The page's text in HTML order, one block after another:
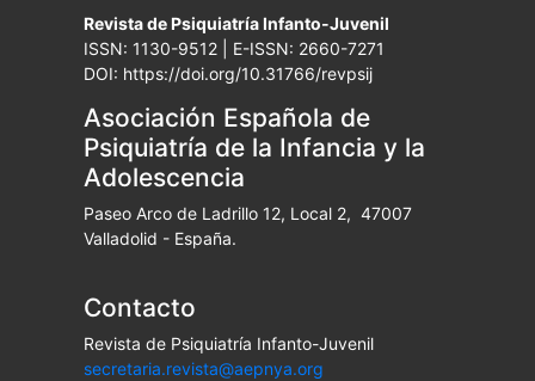
Revista de Psiquiatría Infanto-Juvenil
ISSN: 1130-9512 | E-ISSN: 2660-7271
DOI: https://doi.org/10.31766/revpsij
Asociación Española de
Psiquiatría de la Infancia y la
Adolescencia
Paseo Arco de Ladrillo 12, Local 2, 47007
Valladolid - España.
Contacto
Revista de Psiquiatría Infanto-Juvenil
secretaria.revista@aepnya.org